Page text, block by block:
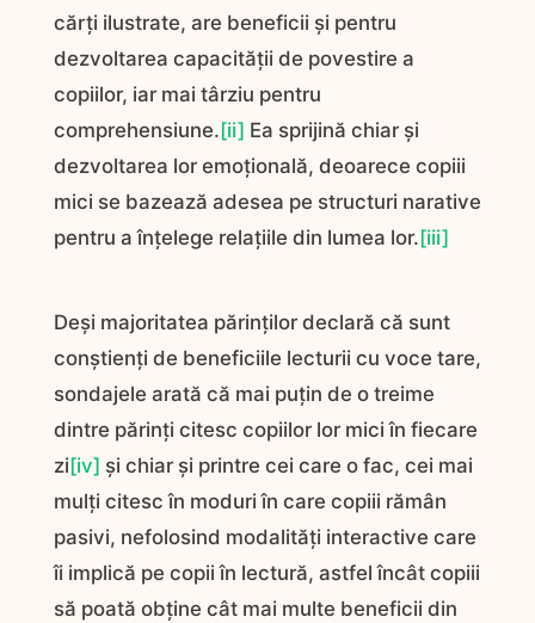
cărți ilustrate, are beneficii și pentru
dezvoltarea capacității de povestire a
copiilor, iar mai târziu pentru
comprehensiune.[ii] Ea sprijină chiar și
dezvoltarea lor emoțională, deoarece copiii
mici se bazează adesea pe structuri narative
pentru a înțelege relațiile din lumea lor.[iii]
Deși majoritatea părinților declară că sunt
conștienți de beneficiile lecturii cu voce tare,
sondajele arată că mai puțin de o treime
dintre părinți citesc copiilor lor mici în fiecare
zi[iv] și chiar și printre cei care o fac, cei mai
mulți citesc în moduri în care copiii rămân
pasivi, nefolosind modalități interactive care
îi implică pe copii în lectură, astfel încât copiii
să poată obține cât mai multe beneficii din